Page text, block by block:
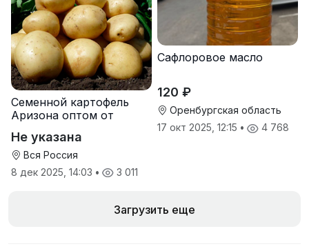
Семенной картофель
Аризона оптом от
Не указана
Вся Россия
8 дек 2025, 14:03 • 3 011
Сафлоровое масло
120 ₽
Оренбургская область
17 окт 2025, 12:15 • 4 768
Загрузить еще